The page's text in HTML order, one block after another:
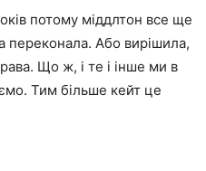
потому міддлтон все ще
переконала. Або вирішила,
Що ж, і те і інше ми в
Тим більше кейт це